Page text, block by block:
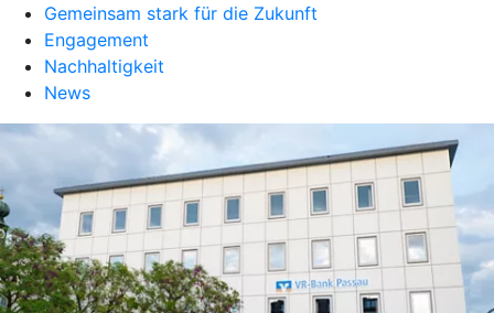
Gemeinsam stark für die Zukunft
Engagement
Nachhaltigkeit
News